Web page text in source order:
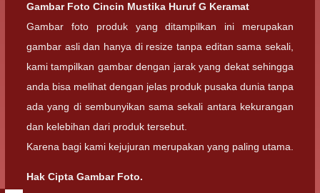
Gambar Foto Cincin Mustika Huruf G Keramat
Gambar foto produk yang ditampilkan ini merupakan
gambar asli dan hanya di resize tanpa editan sama sekali,
kami tampilkan gambar dengan jarak yang dekat sehingga
anda bisa melihat dengan jelas produk pusaka dunia tanpa
ada yang di sembunyikan sama sekali antara kekurangan
dan kelebihan dari produk tersebut.
Karena bagi kami kejujuran merupakan yang paling utama.
Hak Cipta Gambar Foto.